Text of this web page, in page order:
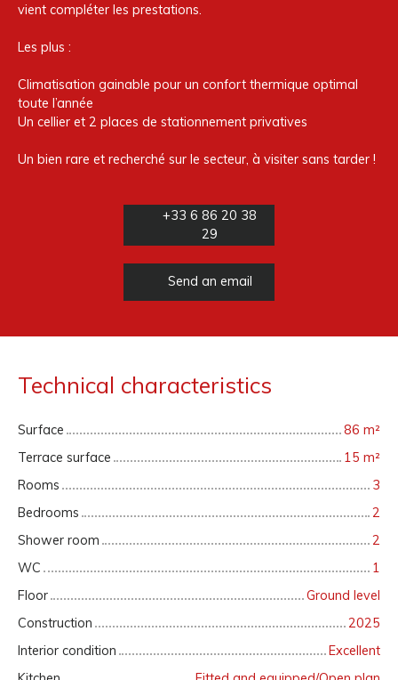
vient compléter les prestations.
Les plus :
Climatisation gainable pour un confort thermique optimal
toute l’année
Un cellier et 2 places de stationnement privatives
Un bien rare et recherché sur le secteur, à visiter sans tarder !
+33 6 86 20 38
29
Send an email
Technical characteristics
Surface 86 m²
Terrace surface
15 m²
Rooms
3
Bedrooms
2
Shower room
2
WC
1
Floor
Ground level
Construction
2025
Interior condition
Excellent